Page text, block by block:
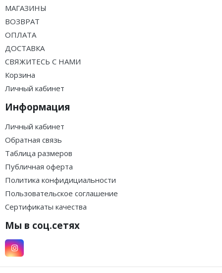
МАГАЗИНЫ
ВОЗВРАТ
ОПЛАТА
ДОСТАВКА
СВЯЖИТЕСЬ С НАМИ
Корзина
Личный кабинет
Информация
Личный кабинет
Обратная связь
Таблица размеров
Публичная оферта
Политика конфидициальности
Пользовательское соглашение
Сертификаты качества
Мы в соц.сетях